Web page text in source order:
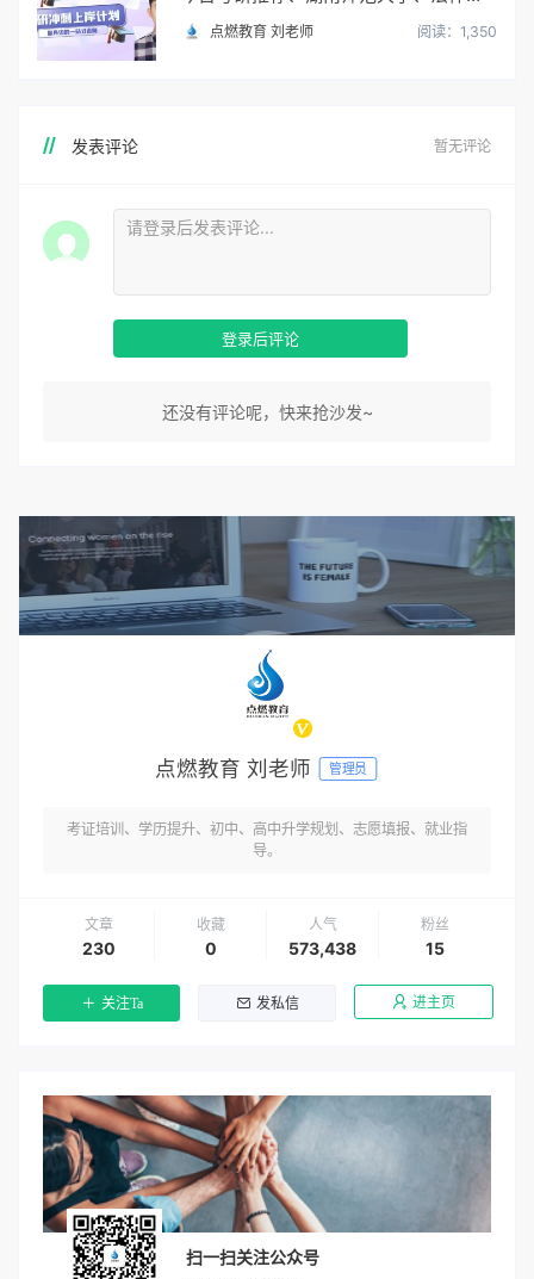
点燃教育 刘老师 阅读：1,350
发表评论 暂无评论
登录后评论
还没有评论呢，快来抢沙发~
点燃教育 刘老师 管理员
考证培训、学历提升、初中、高中升学规划、志愿填报、就业指
导。
文章
230
收藏
0
人气
573,438
粉丝
15
关注Ta 发私信 进主页
扫一扫关注公众号